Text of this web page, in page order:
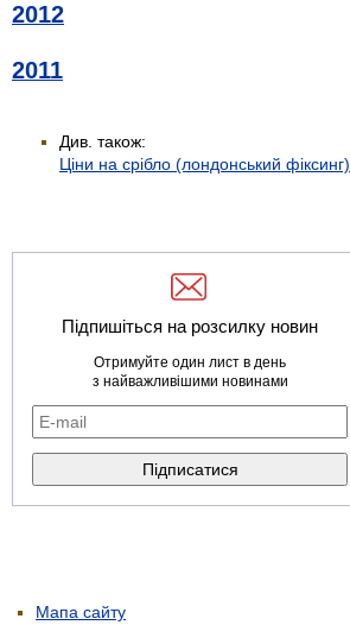
2012
2011
Див. також:
Ціни на срібло (лондонський фіксинг)
Підпишіться на розсилку новин
Отримуйте один лист в день
з найважливішими новинами
Мапа сайту